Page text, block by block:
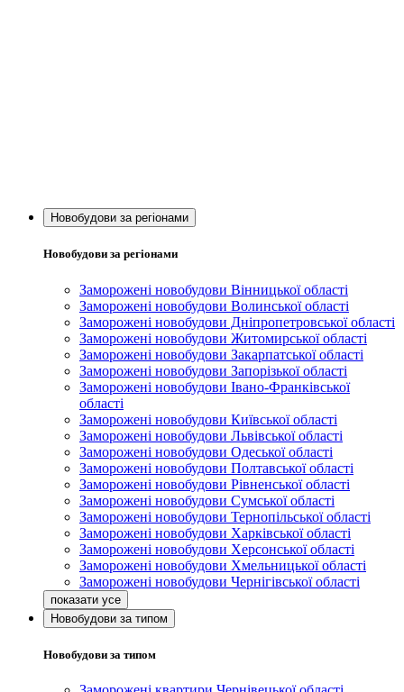
Новобудови за регіонами
Новобудови за регіонами
Заморожені новобудови Вінницької області
Заморожені новобудови Волинської області
Заморожені новобудови Дніпропетровської області
Заморожені новобудови Житомирської області
Заморожені новобудови Закарпатської області
Заморожені новобудови Запорізької області
Заморожені новобудови Івано-Франківської
області
Заморожені новобудови Київської області
Заморожені новобудови Львівської області
Заморожені новобудови Одеської області
Заморожені новобудови Полтавської області
Заморожені новобудови Рівненської області
Заморожені новобудови Сумської області
Заморожені новобудови Тернопільської області
Заморожені новобудови Харківської області
Заморожені новобудови Херсонської області
Заморожені новобудови Хмельницької області
Заморожені новобудови Чернігівської області
Новобудови за типом
Новобудови за типом